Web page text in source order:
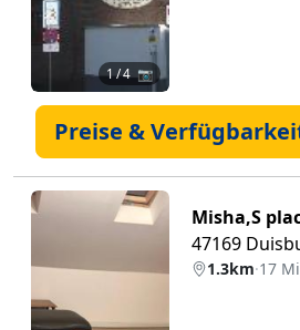
1/ 4 📷
Preise &
Misha,S
47169
1.3km·17